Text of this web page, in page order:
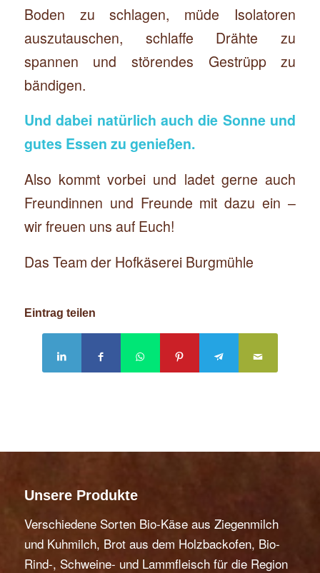
Boden zu schlagen, müde Isolatoren
auszutauschen, schlaffe Drähte zu
spannen und störendes Gestrüpp zu
bändigen.
Und dabei natürlich auch die Sonne und
gutes Essen zu genießen.
Also kommt vorbei und ladet gerne auch
Freundinnen und Freunde mit dazu ein –
wir freuen uns auf Euch!
Das Team der Hofkäserei Burgmühle
Eintrag teilen
Unsere Produkte
Verschiedene Sorten Bio-Käse aus Ziegenmilch
und Kuhmilch, Brot aus dem Holzbackofen, Bio-
Rind-, Schweine- und Lammfleisch für die Region